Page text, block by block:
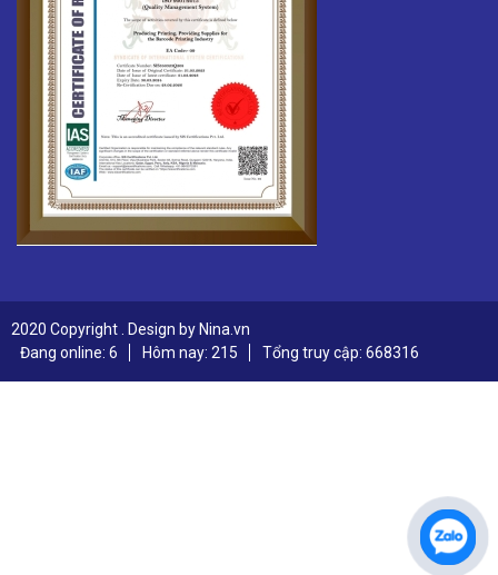
2020 Copyright . Design by Nina.vn
Đang online: 6
Hôm nay: 215 Tổng truy cập: 668316